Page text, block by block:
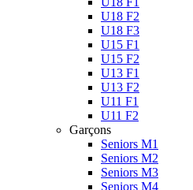
U18 F2
U18 F3
U15 F1
U15 F2
U13 F1
U13 F2
U11 F1
U11 F2
Garçons
Seniors M1
Seniors M2
Seniors M3
Seniors M4